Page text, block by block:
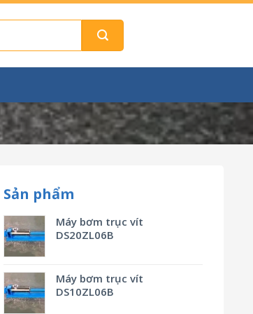
Sản phẩm
Máy bơm trục vít
DS20ZL06B
Máy bơm trục vít
DS10ZL06B